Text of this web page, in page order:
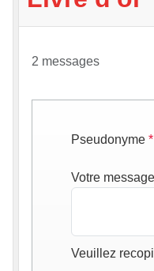
2 messages
Pseudonyme *
Votre message
Veuillez